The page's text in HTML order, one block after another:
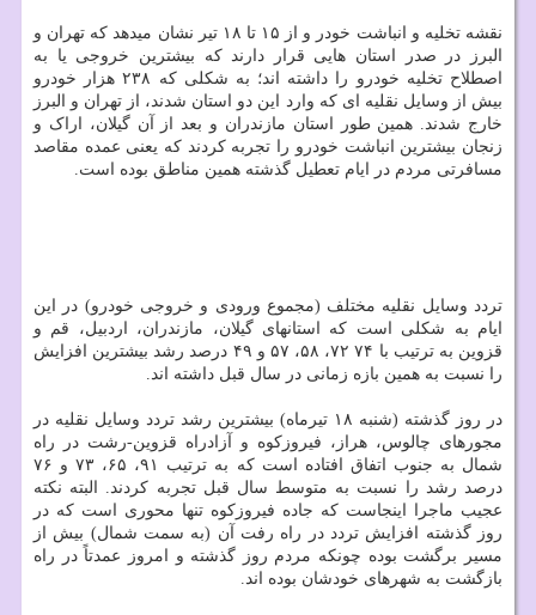
نقشه تخلیه و انباشت خودر و از ۱۵ تا ۱۸ تیر نشان میدهد که تهران و
البرز در صدر استان هایی قرار دارند که بیشترین خروجی یا به
اصطلاح تخلیه خودرو را داشته اند؛ به شکلی که ۲۳۸ هزار خودرو
بیش از وسایل نقلیه ای که وارد این دو استان شدند، از تهران و البرز
خارج شدند. همین طور استان مازندران و بعد از آن گیلان، اراک و
زنجان بیشترین انباشت خودرو را تجربه کردند که یعنی عمده مقاصد
مسافرتی مردم در ایام تعطیل گذشته همین مناطق بوده است.
تردد وسایل نقلیه مختلف (مجموع ورودی و خروجی خودرو) در این
ایام به شکلی است که استانهای گیلان، مازندران، اردبیل، قم و
قزوین به ترتیب با ۷۴ ۷۲، ۵۸، ۵۷ و ۴۹ درصد رشد بیشترین افزایش
را نسبت به همین بازه زمانی در سال قبل داشته اند.
در روز گذشته (شنبه ۱۸ تیرماه) بیشترین رشد تردد وسایل نقلیه در
مجورهای چالوس، هراز، فیروزکوه و آزادراه قزوین-رشت در راه
شمال به جنوب اتفاق افتاده است که به ترتیب ۹۱، ۶۵، ۷۳ و ۷۶
درصد رشد را نسبت به متوسط سال قبل تجربه کردند. البته نکته
عجیب ماجرا اینجاست که جاده فیروزکوه تنها محوری است که در
روز گذشته افزایش تردد در راه رفت آن (به سمت شمال) بیش از
مسیر برگشت بوده چونکه مردم روز گذشته و امروز عمدتاً در راه
بازگشت به شهرهای خودشان بوده اند.